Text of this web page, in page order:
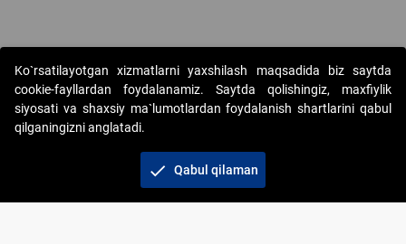
Copyright © 2017-2026. "Elektron onlayn-auksionlarni tashkil etish"
AJ. Barcha huquqlar himoyalangan
+998 71 202-21-11
Ko`rsatilayotgan xizmatlarni yaxshilash maqsadida biz saytda
cookie-fayllardan foydalanamiz. Saytda qolishingiz, maxfiylik
siyosati va shaxsiy ma`lumotlardan foydalanish shartlarini qabul
qilganingizni anglatadi.
check Qabul qilaman